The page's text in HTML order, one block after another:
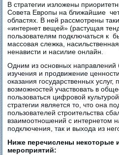
В стратегии изложены
Совета Европы на ближайшие
областях. В ней рассмотрены
«интернет вещей» (растущая
пользователям подключаться к
массовая слежка,
ненависти и насилие онлайн.
Одним из основных направлений
изучения и продвижение
оказания государственных услуг,
возможностей участвовать в
пользоваться цифровой
стратегии является то, что она
пользователей строительства
взаимоотношений с интернетом
подключения, так и выхода из
Ниже перечислены некоторые
мероприятий: